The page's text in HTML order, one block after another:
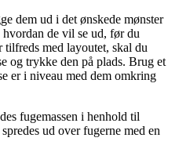
dem ud i det ønskede mønster
de vil se ud, før du
med layoutet, skal du
og trykke den på plads. Brug et
er i niveau med dem omkring
fugemassen i henhold til
ud over fugerne med en